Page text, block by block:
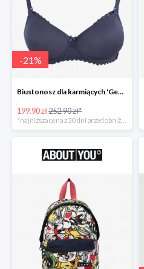
-21%
Biustonosz dla karmiących 'Geo Lace' -21%
199.90 zł252.90 zł*